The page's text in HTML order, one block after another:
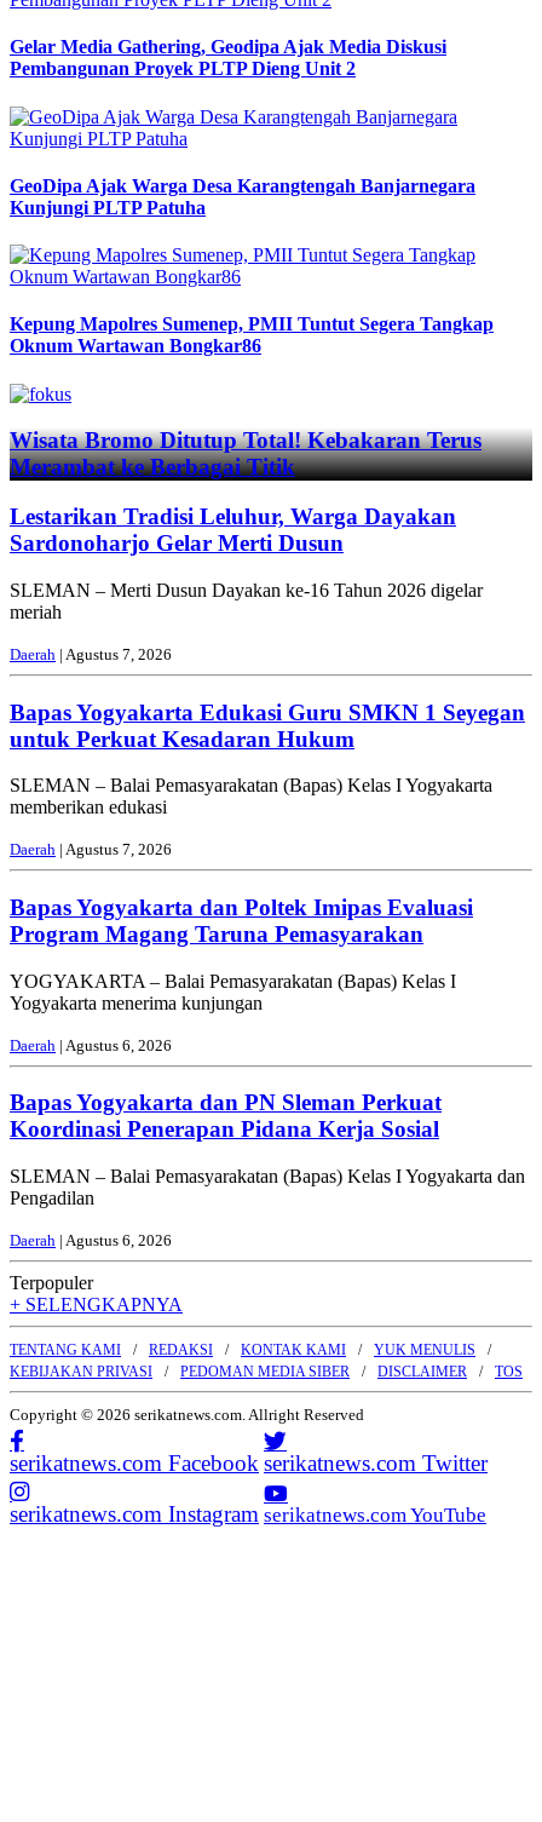
Gelar Media Gathering, Geodipa Ajak Media Diskusi
Pembangunan Proyek PLTP Dieng Unit 2
GeoDipa Ajak Warga Desa Karangtengah Banjarnegara
Kunjungi PLTP Patuha
Kepung Mapolres Sumenep, PMII Tuntut Segera Tangkap
Oknum Wartawan Bongkar86
Previous
Next
Wisata Bromo Ditutup Total! Kebakaran Terus
Merambat ke Berbagai Titik
Lestarikan Tradisi Leluhur, Warga Dayakan
Sardonoharjo Gelar Merti Dusun
SLEMAN – Merti Dusun Dayakan ke-16 Tahun 2026 digelar
meriah
Daerah | Agustus 7, 2026
Bapas Yogyakarta Edukasi Guru SMKN 1 Seyegan
untuk Perkuat Kesadaran Hukum
SLEMAN – Balai Pemasyarakatan (Bapas) Kelas I Yogyakarta
memberikan edukasi
Daerah | Agustus 7, 2026
Bapas Yogyakarta dan Poltek Imipas Evaluasi
Program Magang Taruna Pemasyarakan
YOGYAKARTA – Balai Pemasyarakatan (Bapas) Kelas I
Yogyakarta menerima kunjungan
Daerah | Agustus 6, 2026
Bapas Yogyakarta dan PN Sleman Perkuat
Koordinasi Penerapan Pidana Kerja Sosial
SLEMAN – Balai Pemasyarakatan (Bapas) Kelas I Yogyakarta dan
Pengadilan
Daerah | Agustus 6, 2026
Terpopuler
+ SELENGKAPNYA
TENTANG KAMI REDAKSI KONTAK KAMI
YUK MENULIS
KEBIJAKAN PRIVASI
PEDOMAN MEDIA SIBER DISCLAIMER TOS
Copyright © 2026 serikatnews.com. Allright Reserved
serikatnews.com Facebook serikatnews.com Twitter
serikatnews.com Instagram serikatnews.com YouTube